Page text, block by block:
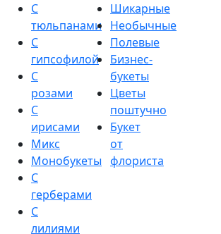
С
тюльпанами
С
гипсофилой
С
розами
С
ирисами
Микс
Монобукеты
С
герберами
С
лилиями
Шикарные
Необычные
Полевые
Бизнес-
букеты
Цветы
поштучно
Букет
от
флориста